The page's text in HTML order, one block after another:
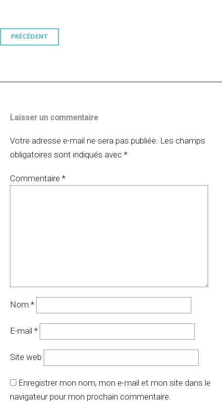
Navigation
PRÉCÉDENT
Laisser un commentaire
Votre adresse e-mail ne sera pas publiée. Les champs
obligatoires sont indiqués avec *
Commentaire *
Nom *
E-mail *
Site web
Enregistrer mon nom, mon e-mail et mon site dans le
navigateur pour mon prochain commentaire.